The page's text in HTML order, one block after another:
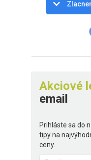
Akciové
email
Prihláste sa do
tipy na
ceny.